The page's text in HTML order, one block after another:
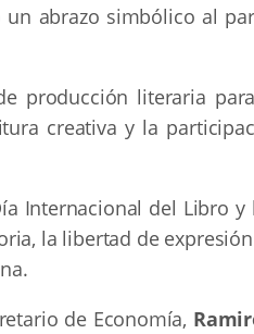
abrazo simbólico al
producción literaria
creativa y la
Internacional del Libro y
la libertad de
de Economía,